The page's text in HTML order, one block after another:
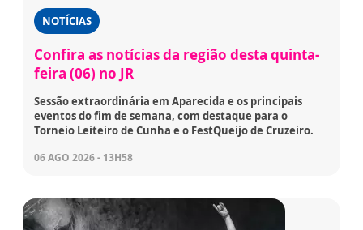
NOTÍCIAS
Confira as notícias da região desta quinta-
feira (06) no JR
Sessão extraordinária em Aparecida e os principais
eventos do fim de semana, com destaque para o
Torneio Leiteiro de Cunha e o FestQueijo de Cruzeiro.
06 AGO 2026 - 13H58